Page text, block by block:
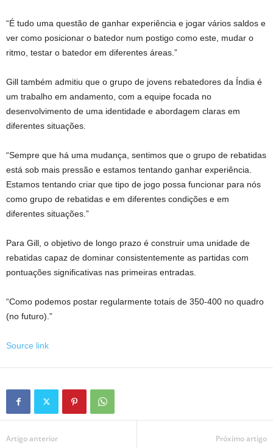
“É tudo uma questão de ganhar experiência e jogar vários saldos e
ver como posicionar o batedor num postigo como este, mudar o
ritmo, testar o batedor em diferentes áreas.”
Gill também admitiu que o grupo de jovens rebatedores da Índia é
um trabalho em andamento, com a equipe focada no
desenvolvimento de uma identidade e abordagem claras em
diferentes situações.
“Sempre que há uma mudança, sentimos que o grupo de rebatidas
está sob mais pressão e estamos tentando ganhar experiência.
Estamos tentando criar que tipo de jogo possa funcionar para nós
como grupo de rebatidas e em diferentes condições e em
diferentes situações.”
Para Gill, o objetivo de longo prazo é construir uma unidade de
rebatidas capaz de dominar consistentemente as partidas com
pontuações significativas nas primeiras entradas.
“Como podemos postar regularmente totais de 350-400 no quadro
(no futuro).”
Source link
Artigo anterior Próximo artigo